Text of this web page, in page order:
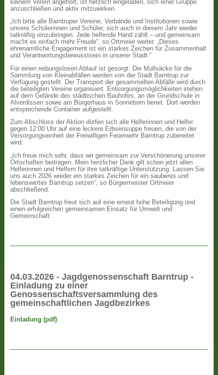
keinem Verein angehört, ist herzlich eingeladen, sich einer Gruppe
anzuschließen und aktiv mitzuwirken.
„Ich bitte alle Barntruper Vereine, Verbände und Institutionen sowie
unsere Schülerinnen und Schüler, sich auch in diesem Jahr wieder
tatkräftig einzubringen. Jede helfende Hand zählt – und gemeinsam
macht es einfach mehr Freude“, so Ortmeier weiter. „Dieses
ehrenamtliche Engagement ist ein starkes Zeichen für Zusammenhalt
und Verantwortungsbewusstsein in unserer Stadt.“
Für einen reibungslosen Ablauf ist gesorgt: Die Müllsäcke für die
Sammlung von Kleinabfällen werden von der Stadt Barntrup zur
Verfügung gestellt. Der Transport der gesammelten Abfälle wird durch
die beteiligten Vereine organisiert. Entsorgungsmöglichkeiten stehen
auf dem Gelände des städtischen Bauhofes, an der Grundschule in
Alverdissen sowie am Bürgerhaus in Sonneborn bereit. Dort werden
entsprechende Container aufgestellt.
Zum Abschluss der Aktion dürfen sich alle Helferinnen und Helfer
gegen 12:00 Uhr auf eine leckere Erbsensuppe freuen, die von der
Versorgungseinheit der Freiwilligen Feuerwehr Barntrup zubereitet
wird.
„Ich freue mich sehr, dass wir gemeinsam zur Verschönerung unserer
Ortschaften beitragen. Mein herzlicher Dank gilt schon jetzt allen
Helferinnen und Helfern für ihre tatkräftige Unterstützung. Lassen Sie
uns auch 2026 wieder ein starkes Zeichen für ein sauberes und
lebenswertes Barntrup setzen“, so Bürgermeister Ortmeier
abschließend.
Die Stadt Barntrup freut sich auf eine erneut hohe Beteiligung und
einen erfolgreichen gemeinsamen Einsatz für Umwelt und
Gemeinschaft.
04.03.2026 - Jagdgenossenschaft Barntrup -
Einladung zu einer
Genossenschaftsversammlung des
gemeinschaftlichen Jagdbezirkes
Einladung (pdf)